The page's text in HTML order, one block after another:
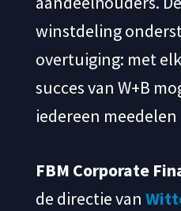
winstdeling
overtuiging: met
succes van W+B
iedereen meedelen
FBM Corporate
de directie van